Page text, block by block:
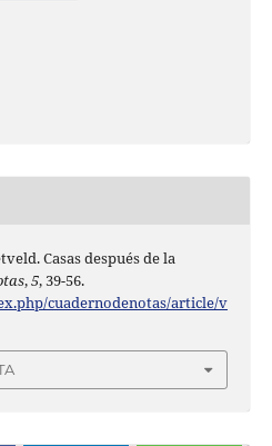
Casas después de la
,5, 39-56.
cuadernodenotas/article/v